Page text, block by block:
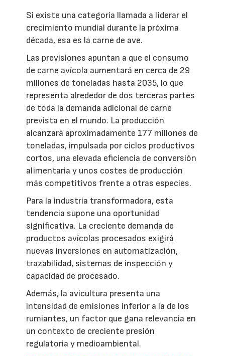
Si existe una categoría llamada a liderar el
crecimiento mundial durante la próxima
década, esa es la carne de ave.
Las previsiones apuntan a que el consumo
de carne avícola aumentará en cerca de 29
millones de toneladas hasta 2035, lo que
representa alrededor de dos terceras partes
de toda la demanda adicional de carne
prevista en el mundo. La producción
alcanzará aproximadamente 177 millones de
toneladas, impulsada por ciclos productivos
cortos, una elevada eficiencia de conversión
alimentaria y unos costes de producción
más competitivos frente a otras especies.
Para la industria transformadora, esta
tendencia supone una oportunidad
significativa. La creciente demanda de
productos avícolas procesados exigirá
nuevas inversiones en automatización,
trazabilidad, sistemas de inspección y
capacidad de procesado.
Además, la avicultura presenta una
intensidad de emisiones inferior a la de los
rumiantes, un factor que gana relevancia en
un contexto de creciente presión
regulatoria y medioambiental.